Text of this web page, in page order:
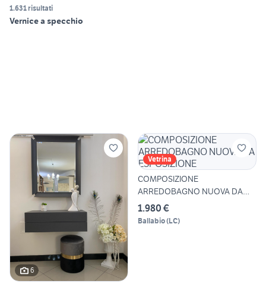
1.631 risultati
Vernice a specchio
6
Vetrina
COMPOSIZIONE
ARREDOBAGNO NUOVA DA
ESPOSIZIONE
1.980 €
Ballabio(LC)